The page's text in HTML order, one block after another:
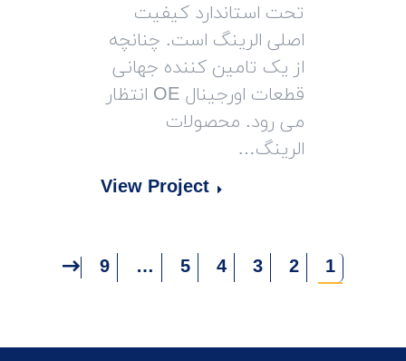
تحت استاندارد کیفیت
اصلی الرینگ است. چنانچه
از یک تامین کننده جهانی
قطعات اورجینال OE انتظار
می رود. محصولات
الرینگ…
View Project
1
2
3
4
5
…
9